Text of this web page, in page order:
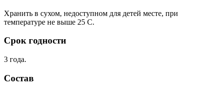
Хранить в сухом, недоступном для детей месте, при
температуре не выше 25 С.
Срок годности
3 года.
Состав